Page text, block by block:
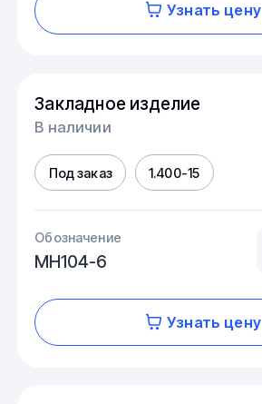
Узнать цену
Закладное изделие
В наличии
Под заказ 1.400-15
Обозначение
МН104-6
Узнать цену